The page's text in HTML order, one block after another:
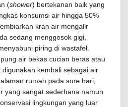
(shower) bertekanan baik yang
konsumsi air hingga 50%
kran air mengalir
sedang menggosok gigi,
piring di wastafel.
air bekas cucian beras atau
kembali sebagai air
rumah pada sore hari,
yang sangat sederhana namun
lingkungan yang luar